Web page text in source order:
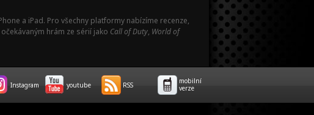
a iPad. Pro všechny platformy nabízíme recenze,
hrám ze sérií jako Call of Duty, World of
Instagram youtube RSS
mobilní
verze